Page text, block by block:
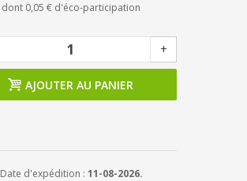
dont 0,05 € d'éco-participation
+
AJOUTER AU PANIER
Date d'expédition : 11-08-2026.